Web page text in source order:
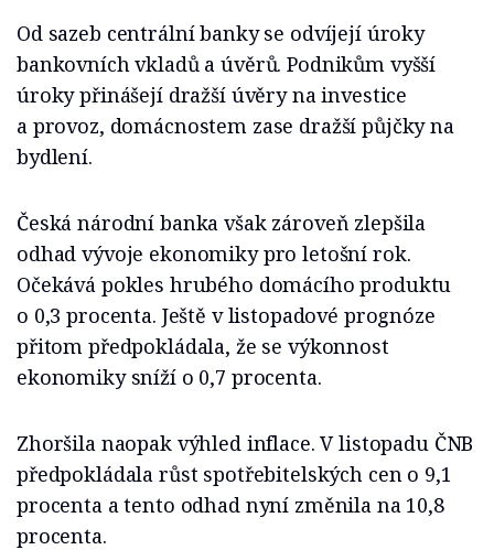
Od sazeb centrální banky se odvíjejí úroky
bankovních vkladů a úvěrů. Podnikům vyšší
úroky přinášejí dražší úvěry na investice
a provoz, domácnostem zase dražší půjčky na
bydlení.
Česká národní banka však zároveň zlepšila
odhad vývoje ekonomiky pro letošní rok.
Očekává pokles hrubého domácího produktu
o 0,3 procenta. Ještě v listopadové prognóze
přitom předpokládala, že se výkonnost
ekonomiky sníží o 0,7 procenta.
Zhoršila naopak výhled inflace. V listopadu ČNB
předpokládala růst spotřebitelských cen o 9,1
procenta a tento odhad nyní změnila na 10,8
procenta.